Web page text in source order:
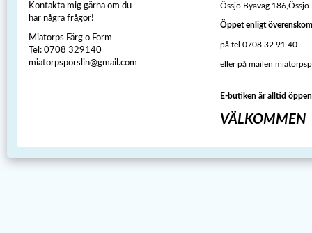
Kontakta mig gärna om du
har några frågor!
Miatorps Färg o Form
Tel: 0708 329140
miatorpsporslin@gmail.com
Össjö Byaväg 186,Össjö
Öppet enligt
på tel 0708 32 91 40
eller på mailen
E-butiken är alltid öppen
VÄLKOMMEN